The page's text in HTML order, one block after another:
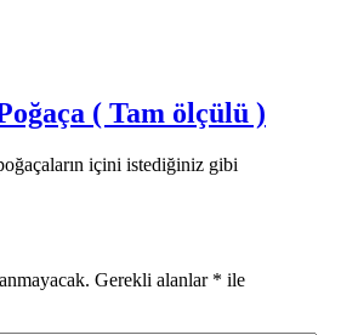
( Tam ölçülü )
içini istediğiniz gibi
Gerekli alanlar * ile